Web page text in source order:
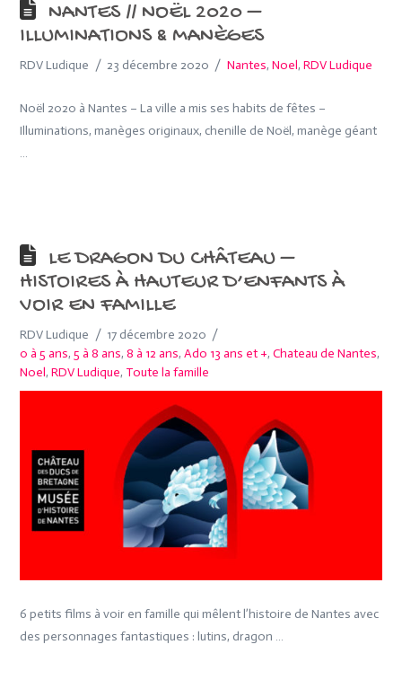
NANTES // NOËL 2020 –
ILLUMINATIONS & MANÈGES
RDV Ludique 23 décembre 2020 Nantes, Noel, RDV Ludique
Noël 2020 à Nantes – La ville a mis ses habits de fêtes –
Illuminations, manèges originaux, chenille de Noël, manège géant
…
LE DRAGON DU CHÂTEAU –
HISTOIRES À HAUTEUR D’ENFANTS À
VOIR EN FAMILLE
RDV Ludique
17 décembre 2020
0 à 5 ans,5 à 8 ans,8 à 12 ans,Ado 13 ans et +,Chateau de Nantes,
Noel,RDV Ludique, Toute la famille
6 petits films à voir en famille qui mêlent l’histoire de Nantes avec
des personnages fantastiques : lutins, dragon …